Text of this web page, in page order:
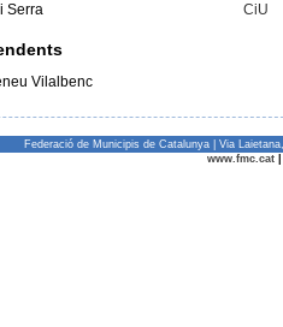
Serra
CiU
Vilalbenc
Federació de Municipis de Catalunya | Via
www.fmc.cat